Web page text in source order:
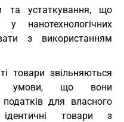
та устаткування, що
у нанотехнологічних
з використанням
товари звільняються
умови, що вони
для власного
товари з